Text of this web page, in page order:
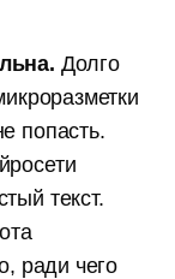
Долго
попасть.
текст.
ради чего